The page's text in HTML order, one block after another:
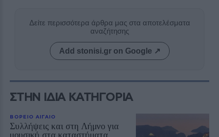
Δείτε περισσότερα άρθρα μας στα αποτελέσματα
αναζήτησης
Add stonisi.gr on Google ↗
ΣΤΗΝ ΙΔΙΑ ΚΑΤΗΓΟΡΙΑ
ΒΟΡΕΙΟ ΑΙΓΑΙΟ
Συλλήψεις και στη Λήμνο για
μουσική στα καταστήματα